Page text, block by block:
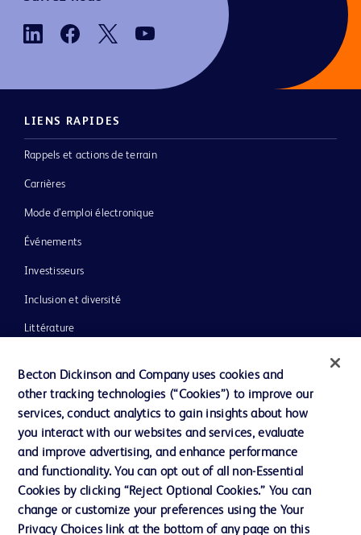
LIENS RAPIDES
Rappels et actions de terrain
Carrières
Mode d’emploi électronique
Événements
Investisseurs
Inclusion et diversité
Littérature
Notre entreprise
Éthique et conformité
Assistance
Nous contacter
Becton Dickinson and Company uses cookies and
other tracking technologies (“Cookies”) to improve our
services, conduct analytics to gain insights about how
you interact with our websites and services, evaluate
and improve advertising, and enhance performance
and functionality. You can opt out of all non-Essential
Cookies by clicking “Reject Optional Cookies.” You can
change or customize your preferences using the Your
Privacy Choices link at the bottom of any page on this